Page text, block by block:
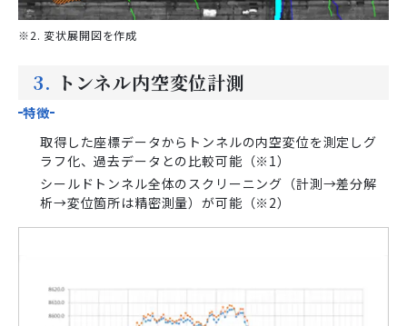
※2. 変状展開図を作成
3. トンネル内空変位計測
特徴
取得した座標データからトンネルの内空変位を測定しグ
ラフ化、過去データとの比較可能（※1）
シールドトンネル全体のスクリーニング（計測→差分解
析→変位箇所は精密測量）が可能（※2）